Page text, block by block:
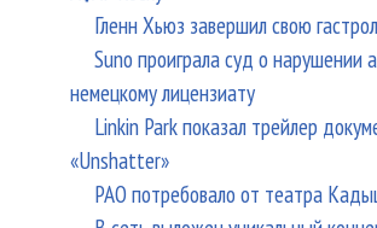
Гленн Хьюз завершил свою
Suno проиграла суд о нарушении
немецкому лицензиату
Linkin Park показал трейлер
«Unshatter»
РАО потребовало от театра